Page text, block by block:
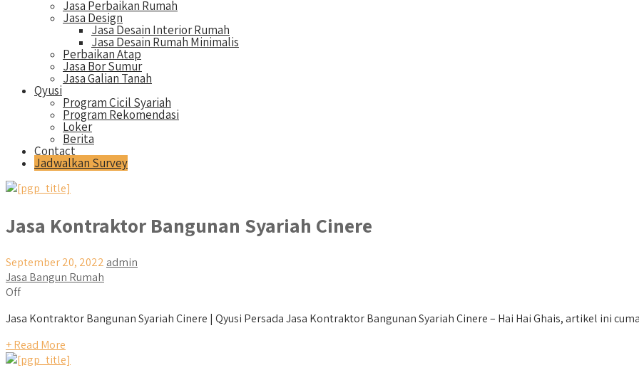
Jasa Perbaikan Rumah
Jasa Design
Jasa Desain Interior Rumah
Jasa Desain Rumah Minimalis
Perbaikan Atap
Jasa Bor Sumur
Jasa Galian Tanah
Qyusi
Program Cicil Syariah
Program Rekomendasi
Loker
Berita
Contact
Jadwalkan Survey
Jasa Kontraktor Bangunan Syariah Cinere
September 20, 2022 admin
Jasa Bangun Rumah
Off
Jasa Kontraktor Bangunan Syariah Cinere | Qyusi Persada Jasa Kontraktor Bangunan Syariah Cinere – Hai Hai Ghais, artikel ini
+ Read More